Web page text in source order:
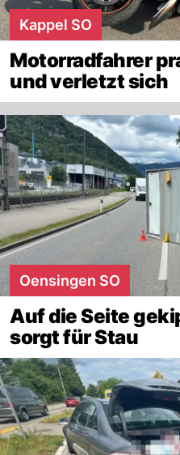
Kappel SO
Motorradfahrer
und verletzt sich
Oensingen SO
Auf die Seite
sorgt für Stau